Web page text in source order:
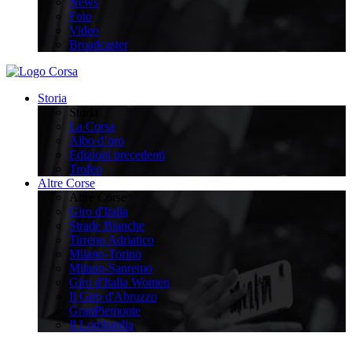
Foto
Video
Broadcaster
Storia
Storia
La Corsa
Albo d’oro
Edizioni precedenti
Trofeo
Altre Corse
Altre Corse
Giro d'Italia
Strade Bianche
Tirreno Adriatico
Milano-Torino
Milano-Sanremo
Giro d'Italia Women
Il Giro d'Abruzzo
GranPiemonte
Il Lombardia